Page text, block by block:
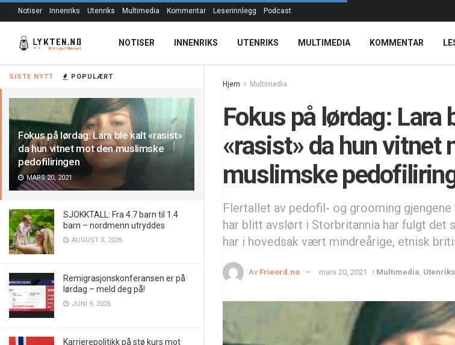
SISTE NYTT POPULÆRT
Fokus på lørdag: Lara ble kalt «rasist»
da hun vitnet mot den muslimske
pedofiliringen
MARS 20, 2021
SJOKKTALL: Fra 4.7 barn til 1.4
barn – nordmenn utryddes
AUGUST 3, 2026
Remigrasjonskonferansen er på
lørdag – meld deg på!
JUNI 9, 2026
Karrierepolitikk på stø kurs mot
Notiser Innenriks Utenriks Multimedia Kommentar Leserinnlegg Podcast
NOTISER INNENRIKS UTENRIKS MULTIMEDIA KOMMENTAR
Hjem Multimedia
Fokus på lørdag: Lara
«rasist» da hun vitnet
muslimske
Flertallet av pedofil- og grooming
har blitt avslørt i Storbritannia har fulgt det
har i hovedsak vært mindreårige, etnisk
Av Frieord.no mars 20, 2021 i Multimedia Utenriks